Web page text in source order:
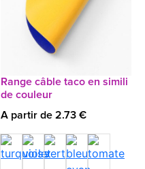
Range câble taco en simili
de couleur
A partir de 2.73 €